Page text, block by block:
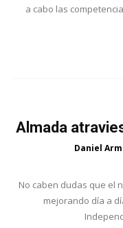
a cabo las
Almada
Daniel
No caben dudas que el
mejorando día a